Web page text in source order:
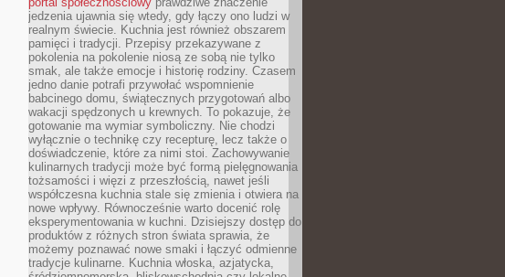
jedzenia ujawnia się wtedy, gdy łączy ono ludzi w
realnym świecie. Kuchnia jest również obszarem
pamięci i tradycji. Przepisy przekazywane z
pokolenia na pokolenie niosą ze sobą nie tylko
smak, ale także emocje i historię rodziny. Czasem
jedno danie potrafi przywołać wspomnienie
babcinego domu, świątecznych przygotowań albo
wakacji spędzonych u krewnych. To pokazuje, że
gotowanie ma wymiar symboliczny. Nie chodzi
wyłącznie o technikę czy recepturę, lecz także o
doświadczenie, które za nimi stoi. Zachowywanie
kulinarnych tradycji może być formą pielęgnowania
tożsamości i więzi z przeszłością, nawet jeśli
współczesna kuchnia stale się zmienia i otwiera na
nowe wpływy. Równocześnie warto docenić rolę
eksperymentowania w kuchni. Dzisiejszy dostęp do
produktów z różnych stron świata sprawia, że
możemy poznawać nowe smaki i łączyć odmienne
tradycje kulinarne. Kuchnia włoska, azjatycka,